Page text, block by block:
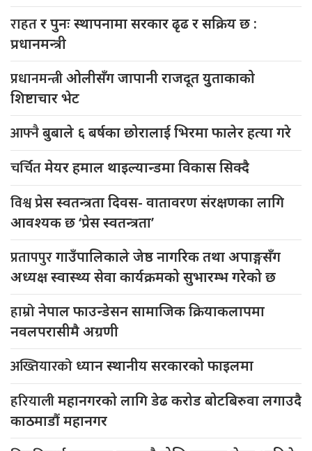
राहतर पुनः स्थापनामा सरकार ढृढ र सक्रिय छ :
प्रधानमन्त्री
प्रधानमन्त्रीओलीसँग जापानी राजदूत युुताकाको
शिष्टाचार भेट
आफ्नैबुबाले ६ बर्षका छोरालाई भिरमा फालेर हत्या गरे
चर्चितमेयर हमाल थाइल्यान्डमा विकास सिक्दै
विश्वप्रेस स्वतन्त्रता दिवस- वातावरण संरक्षणका लागि
आवश्यक छ ‘प्रेस स्वतन्त्रता’
प्रतापपुरगाउँपालिकाले जेष्ठ नागरिक तथा अपाङ्गसँग
अध्यक्ष स्वास्थ्य सेवा कार्यक्रमको सुभारम्भ गरेको छ
हाम्रोनेपाल फाउन्डेसन सामाजिक क्रियाकलापमा
नवलपरासीमै अग्रणी
अख्तियारको ध्यान स्थानीय सरकारको फाइलमा
हरियालीमहानगरको लागि डेढ करोड बोटबिरुवा लगाउदै
काठमाडौं महानगर